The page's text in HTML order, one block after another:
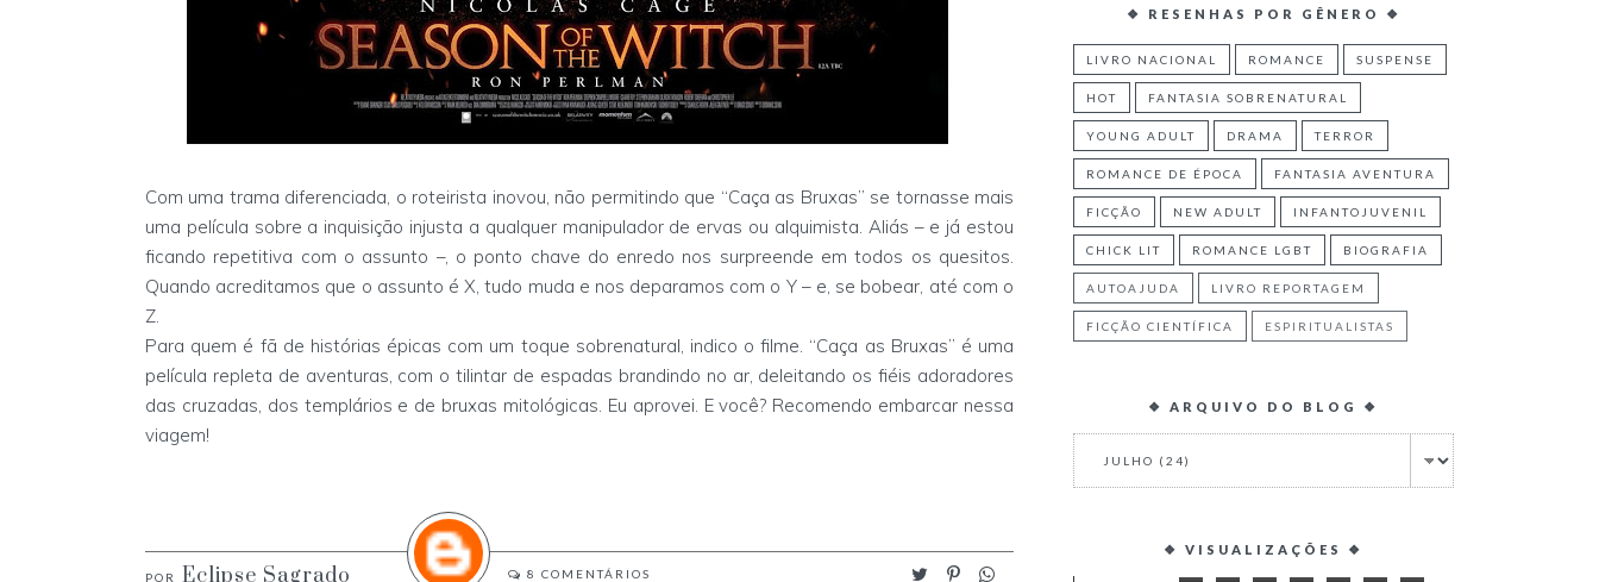
Com uma trama diferenciada, o roteirista inovou, não permitindo que “Caça as Bruxas” se tornasse mais
uma película sobre a inquisição injusta a qualquer manipulador de ervas ou alquimista. Aliás – e já estou
ficando repetitiva com o assunto –, o ponto chave do enredo nos surpreende em todos os quesitos.
Quando acreditamos que o assunto é X, tudo muda e nos deparamos com o Y – e, se bobear, até com o
Z.
Para quem é fã de histórias épicas com um toque sobrenatural, indico o filme. “Caça as Bruxas” é uma
película repleta de aventuras, com o tilintar de espadas brandindo no ar, deleitando os fiéis adoradores
das cruzadas, dos templários e de bruxas mitológicas. Eu aprovei. E você? Recomendo embarcar nessa
viagem!
Eclipse Sagrado 8 COMENTÁRIOS
❖ RESENHAS POR GÊNERO ❖
LIVRO NACIONAL ROMANCE SUSPENSE
HOT FANTASIA SOBRENATURAL
YOUNG ADULT DRAMA TERROR
ROMANCE DE ÉPOCA FANTASIA AVENTURA
FICÇÃO NEW ADULT INFANTOJUVENIL
CHICK LIT ROMANCE LGBT BIOGRAFIA
AUTOAJUDA LIVRO REPORTAGEM
FICÇÃO CIENTÍFICA ESPIRITUALISTAS
❖ ARQUIVO DO BLOG ❖
❖ VISUALIZAÇÕES ❖